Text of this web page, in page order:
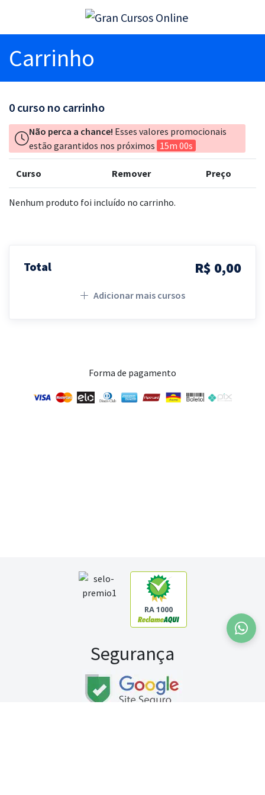
Carrinho
0 curso no carrinho
Não perca a chance! Esses valores promocionais
estão garantidos nos próximos 15m 00s
Curso Remover Preço
Nenhum produto foi incluído no carrinho.
Total R$ 0,00
Adicionar mais cursos
Forma de pagamento
RA 1000
Segurança